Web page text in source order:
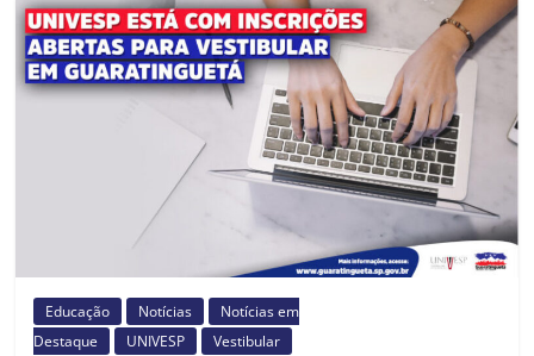
Prefeitura
Estância
Turística
Guaratinguetá
Educação Notícias
Notícias em
Destaque
UNIVESP Vestibular